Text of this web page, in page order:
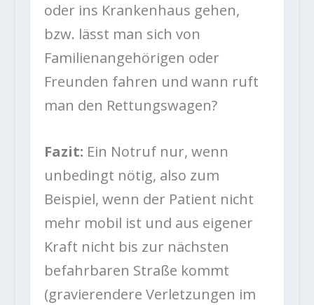
oder ins Krankenhaus gehen,
bzw. lässt man sich von
Familienangehörigen oder
Freunden fahren und wann ruft
man den Rettungswagen?
Fazit: Ein Notruf nur, wenn
unbedingt nötig, also zum
Beispiel, wenn der Patient nicht
mehr mobil ist und aus eigener
Kraft nicht bis zur nächsten
befahrbaren Straße kommt
(gravierendere Verletzungen im